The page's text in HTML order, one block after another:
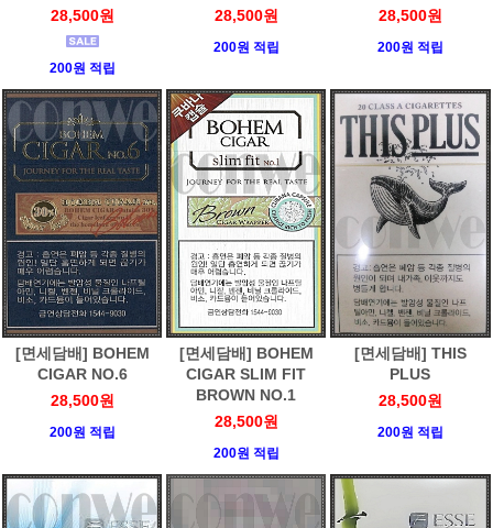
28,500원
200원 적립
28,500원
200원 적립
28,500원
200원 적립
[면세담배] BOHEM
CIGAR NO.6
28,500원
200원 적립
[면세담배] BOHEM
CIGAR SLIM FIT
BROWN NO.1
28,500원
200원 적립
[면세담배] THIS
PLUS
28,500원
200원 적립